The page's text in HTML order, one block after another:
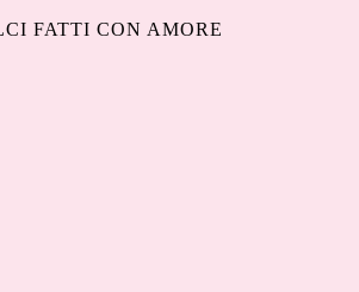
FATTI CON AMORE